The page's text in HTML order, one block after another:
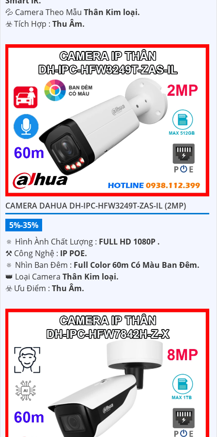
💦 Camera Theo Mẫu Thân Kim loại.
️☣️ Tích Hợp : Thu Âm.
CAMERA DAHUA DH-IPC-HFW3249T-ZAS-IL (2MP)
5%-35%
🔅 Hình Ành Chất Lượng : FULL HD 1080P .
⚒ Công Nghệ : IP POE.
🔅 Nhìn Ban Đêm : Full Color 60m Có Màu Ban Ðêm.
👑 Loại Camera Thân Kim loại.
️☣️ Ưu Điểm : Thu Âm.